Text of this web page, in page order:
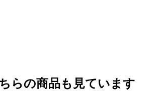
らの商品も見ています